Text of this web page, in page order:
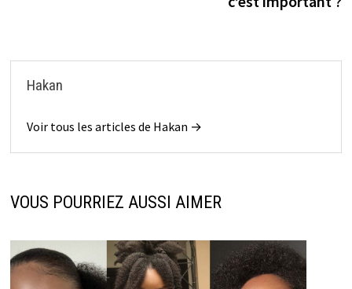
Hakan
Voir tous les articles de Hakan →
VOUS POURRIEZ AUSSI AIMER